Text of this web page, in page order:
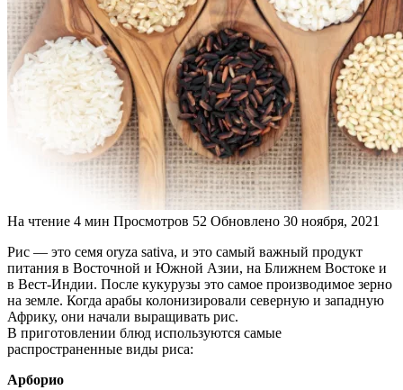
На чтение 4 мин Просмотров 52 Обновлено 30 ноября, 2021
Рис — это семя oryza sativa, и это самый важный продукт
питания в Восточной и Южной Азии, на Ближнем Востоке и
в Вест-Индии. После кукурузы это самое производимое зерно
на земле. Когда арабы колонизировали северную и западную
Африку, они начали выращивать рис.
В приготовлении блюд используются самые
распространенные виды риса:
Арборио